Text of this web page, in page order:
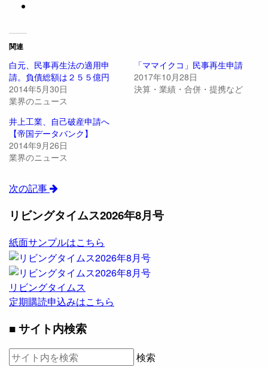
関連
白元、民事再生法の適用申
請。負債総額は２５５億円
2014年5月30日
業界のニュース
「ママイクコ」民事再生申請
2017年10月28日
決算・業績・合併・提携など
井上工業、自己破産申請へ
【帝国データバンク】
2014年9月26日
業界のニュース
次の記事
リビングタイムス2026年8月号
紙面サンプルはこちら
リビングタイムス
定期購読申込みはこちら
■ サイト内検索
検索